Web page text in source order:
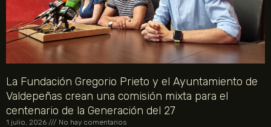
La Fundación Gregorio Prieto y el Ayuntamiento de
Valdepeñas crean una comisión mixta para el
centenario de la Generación del 27
1 julio, 2026 No hay comentarios